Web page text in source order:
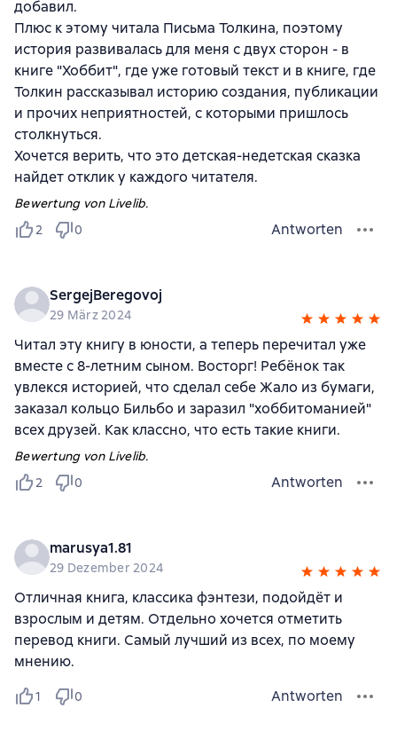
добавил.
Плюс к этому читала Письма Толкина, поэтому
история развивалась для меня с двух сторон - в
книге "Хоббит", где уже готовый текст и в книге, где
Толкин рассказывал историю создания, публикации
и прочих неприятностей, с которыми пришлось
столкнуться.
Хочется верить, что это детская-недетская сказка
найдет отклик у каждого читателя.
Bewertung von Livelib.
2
0 Antworten
SergejBeregovoj
29 März 2024
Читал эту книгу в юности, а теперь перечитал уже
вместе с 8-летним сыном. Восторг! Ребёнок так
увлекся историей, что сделал себе Жало из бумаги,
заказал кольцо Бильбо и заразил "хоббитоманией"
всех друзей. Как классно, что есть такие книги.
Bewertung von Livelib.
2
0 Antworten
marusya1.81
29 Dezember 2024
Отличная книга, классика фэнтези, подойдёт и
взрослым и детям. Отдельно хочется отметить
перевод книги. Самый лучший из всех, по моему
мнению.
1 0 Antworten